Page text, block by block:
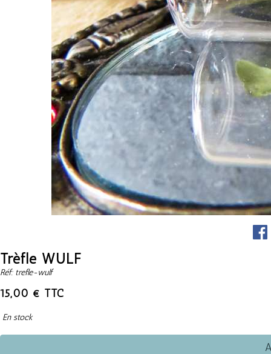
Trèfle WULF
Réf: trefle-wulf
15,00 € TTC
En stock